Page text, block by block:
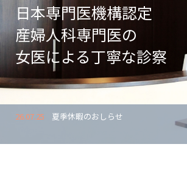
日本専門医機構認定
産婦人科専門医の
女医による丁寧な診察
26.07.25
夏季休暇のおしらせ